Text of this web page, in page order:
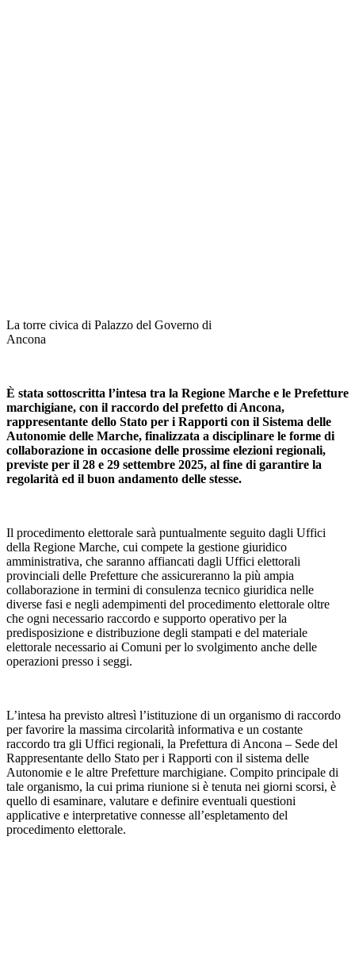
La torre civica di Palazzo del Governo di
Ancona
È stata sottoscritta l’intesa tra la Regione Marche e le Prefetture
marchigiane, con il raccordo del prefetto di Ancona,
rappresentante dello Stato per i Rapporti con il Sistema delle
Autonomie delle Marche, finalizzata a disciplinare le forme di
collaborazione in occasione delle prossime elezioni regionali,
previste per il 28 e 29 settembre 2025, al fine di garantire la
regolarità ed il buon andamento delle stesse.
Il procedimento elettorale sarà puntualmente seguito dagli Uffici
della Regione Marche, cui compete la gestione giuridico
amministrativa, che saranno affiancati dagli Uffici elettorali
provinciali delle Prefetture che assicureranno la più ampia
collaborazione in termini di consulenza tecnico giuridica nelle
diverse fasi e negli adempimenti del procedimento elettorale oltre
che ogni necessario raccordo e supporto operativo per la
predisposizione e distribuzione degli stampati e del materiale
elettorale necessario ai Comuni per lo svolgimento anche delle
operazioni presso i seggi.
L’intesa ha previsto altresì l’istituzione di un organismo di raccordo
per favorire la massima circolarità informativa e un costante
raccordo tra gli Uffici regionali, la Prefettura di Ancona – Sede del
Rappresentante dello Stato per i Rapporti con il sistema delle
Autonomie e le altre Prefetture marchigiane. Compito principale di
tale organismo, la cui prima riunione si è tenuta nei giorni scorsi, è
quello di esaminare, valutare e definire eventuali questioni
applicative e interpretative connesse all’espletamento del
procedimento elettorale.